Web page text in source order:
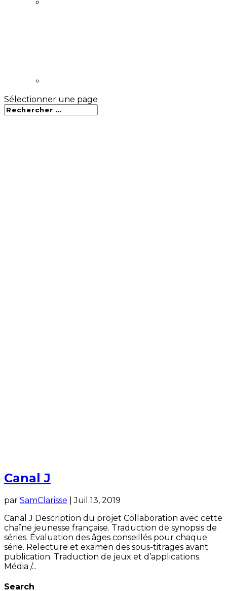
Sélectionner une page
Canal J
par SamClarisse |Juil 13, 2019
Canal J Description du projet Collaboration avec cette
chaîne jeunesse française. Traduction de synopsis de
séries. Évaluation des âges conseillés pour chaque
série. Relecture et examen des sous-titrages avant
publication. Traduction de jeux et d’applications.
Média /...
Search